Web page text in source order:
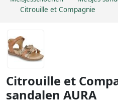
Citrouille et Compagnie
Citrouille et
sandalen AURA